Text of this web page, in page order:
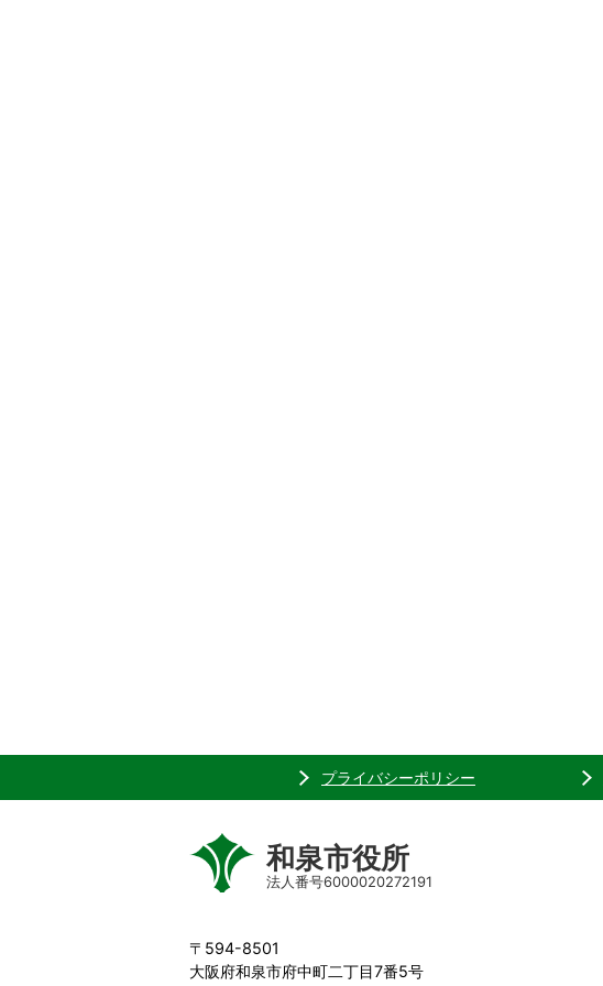
プライバシーポリシー
和泉市役所
法人番号6000020272191
〒594-8501
大阪府和泉市府中町二丁目7番5号